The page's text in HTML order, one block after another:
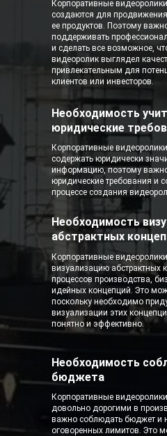
Корпоративные
визуализацию абстрактных
процессов производства,
идейных концепций. Это
поскольку необходимо
визуализации этих
понятно и эффективно.
Необходимость
юридические
Необходимость
абстрактных
Корпоративные
создаются для
ее продуктов. Поэтому
поддерживать
и сделать все возможное,
видеоролик выглядел
привлекательным для
клиентов или инвесторов.
Корпоративные
довольно дорогими в
важно соблюдать бюджет и
оговоренных лимитов. Это
Необходимость
бюджета
Корпоративные
содержать юридически
информацию, поэтому
юридические требования и
процессе создания
Связаться
Ваша почта
Ваше имя
Телефон
+7
отправить
Нужна
Оставьте свои контакты,
мы обязательно с Вами
свяжемся!
Консультация